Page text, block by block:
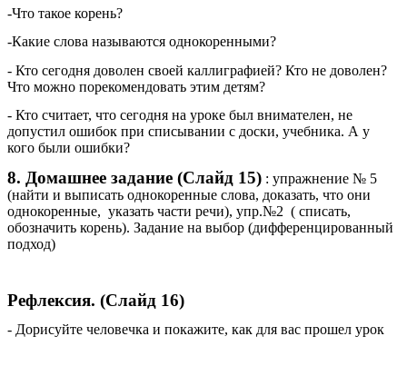
-Что такое корень?
-Какие слова называются однокоренными?
- Кто сегодня доволен своей каллиграфией? Кто не доволен?
Что можно порекомендовать этим детям?
- Кто считает, что сегодня на уроке был внимателен, не
допустил ошибок при списывании с доски, учебника. А у
кого были ошибки?
8. Домашнее задание (Слайд 15) : упражнение № 5
(найти и выписать однокоренные слова, доказать, что они
однокоренные, указать части речи), упр.№2 ( списать,
обозначить корень). Задание на выбор (дифференцированный
подход)
Рефлексия. (Слайд 16)
- Дорисуйте человечка и покажите, как для вас прошел урок